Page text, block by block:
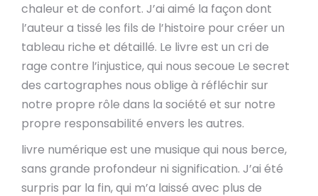
chaleur et de confort. J’ai aimé la façon dont
l’auteur a tissé les fils de l’histoire pour créer un
tableau riche et détaillé. Le livre est un cri de
rage contre l’injustice, qui nous secoue Le secret
des cartographes nous oblige à réfléchir sur
notre propre rôle dans la société et sur notre
propre responsabilité envers les autres.
livre numérique est une musique qui nous berce,
sans grande profondeur ni signification. J’ai été
surpris par la fin, qui m’a laissé avec plus de